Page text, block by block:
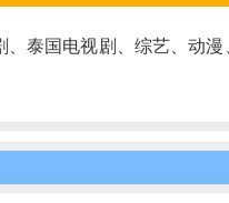
泰国电视剧、综艺、动